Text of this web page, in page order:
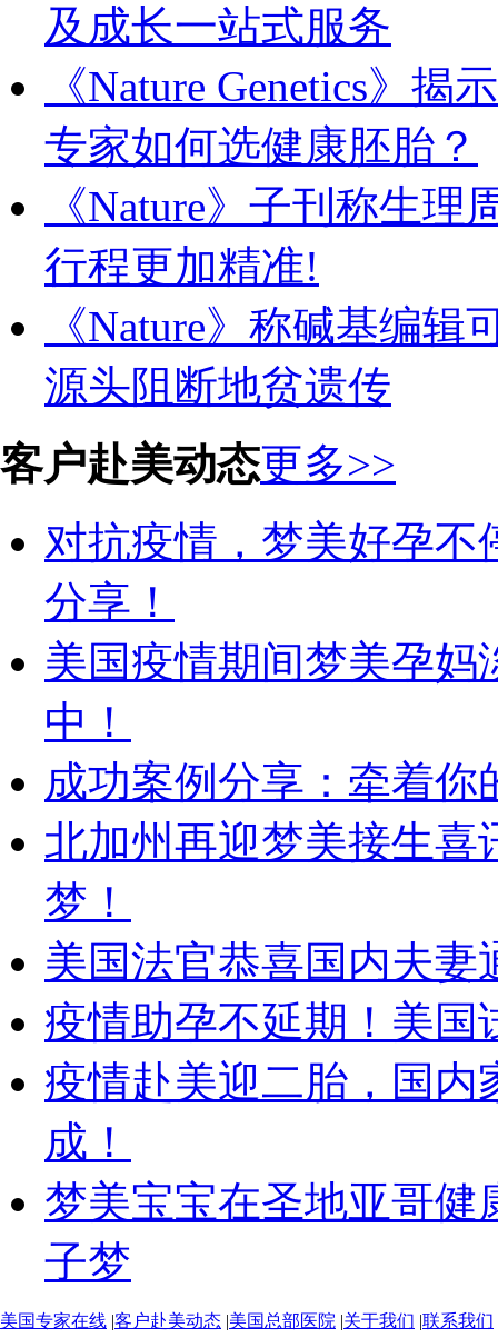
及成长一站式服务
《Nature Genetics》
专家如何选健康胚胎？
《Nature》子刊称生
行程更加精准!
《Nature》称碱基编
源头阻断地贫遗传
客户赴美动态更多>>
对抗疫情，梦美好孕
分享！
美国疫情期间梦美孕
中！
成功案例分享：牵着你
北加州再迎梦美接生喜
梦！
美国法官恭喜国内夫
疫情助孕不延期！美国
疫情赴美迎二胎，国内
成！
梦美宝宝在圣地亚哥健
子梦
美国专家在线 |客户赴美动态 |美国总部医院 |关于我们 |联系我们